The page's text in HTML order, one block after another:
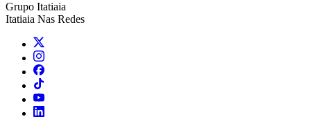
Grupo Itatiaia
Itatiaia Nas Redes